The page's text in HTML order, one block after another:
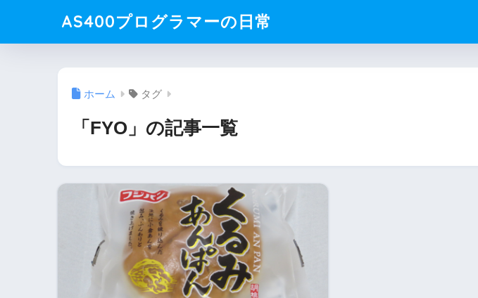
AS400プログラマーの日常
ホーム タグ
「FYO」の記事一覧